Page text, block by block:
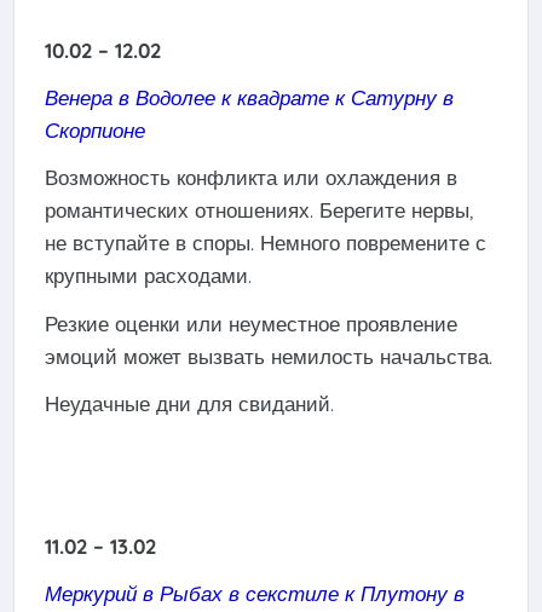
10.02 – 12.02
Венера в Водолее к квадрате к Сатурну в
Скорпионе
Возможность конфликта или охлаждения в
романтических отношениях. Берегите нервы,
не вступайте в споры. Немного повремените с
крупными расходами.
Резкие оценки или неуместное проявление
эмоций может вызвать немилость начальства.
Неудачные дни для свиданий.
11.02 – 13.02
Меркурий в Рыбах в секстиле к Плутону в